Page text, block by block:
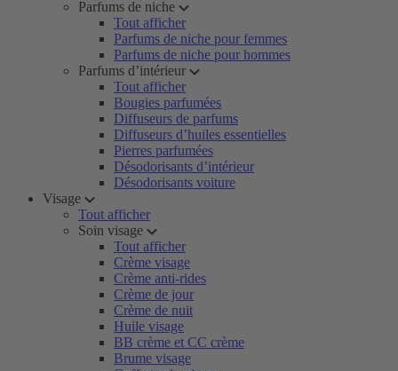
Parfums de niche
Tout afficher
Parfums de niche pour femmes
Parfums de niche pour hommes
Parfums d’intérieur
Tout afficher
Bougies parfumées
Diffuseurs de parfums
Diffuseurs d’huiles essentielles
Pierres parfumées
Désodorisants d’intérieur
Désodorisants voiture
Visage
Tout afficher
Soin visage
Tout afficher
Crème visage
Crème anti-rides
Crème de jour
Crème de nuit
Huile visage
BB crème et CC crème
Brume visage